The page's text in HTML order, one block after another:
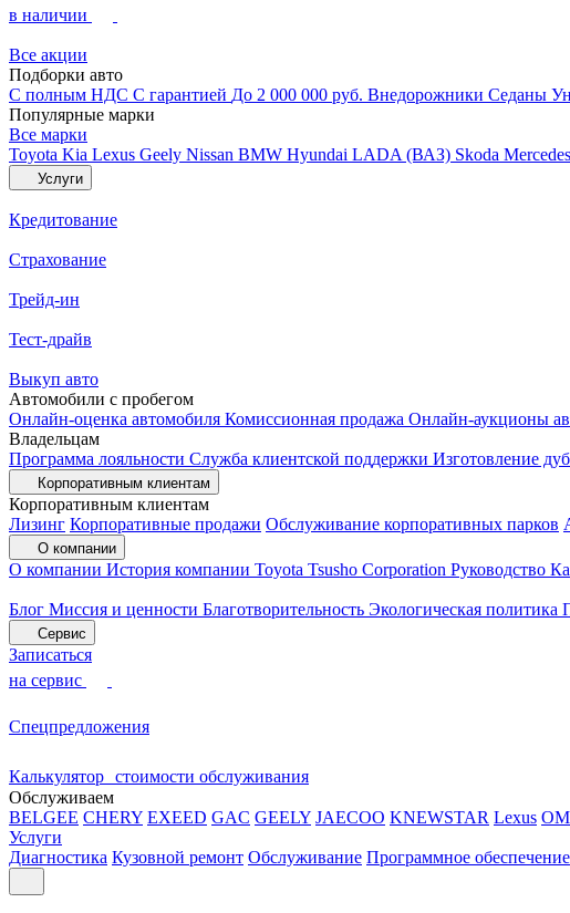
в наличии
Все акции
Подборки авто
С полным НДС С гарантией До 2 000 000 руб. Внедорожники Седаны
Популярные марки
Все марки
Toyota Kia Lexus Geely Nissan BMW Hyundai LADA (ВАЗ) Skoda
Услуги
Кредитование
Страхование
Трейд-ин
Тест-драйв
Выкуп авто
Автомобили с пробегом
Онлайн-оценка автомобиля Комиссионная продажа Онлайн-аукционы
Владельцам
Программа лояльности Служба клиентской поддержки Изготовление
Корпоративным клиентам
Корпоративным клиентам
Лизинг Корпоративные продажи Обслуживание корпоративных парков
О компании
О компании История компании Toyota Tsusho Corporation Руководство
Блог Миссия и ценности Благотворительность Экологическая политика
Сервис
Записаться
на сервис
Спецпредложения
Калькулятор стоимости обслуживания
Обслуживаем
BELGEE CHERY EXEED GAC GEELY JAECOO KNEWSTAR Lexus
Услуги
Диагностика Кузовной ремонт Обслуживание Программное обеспечение